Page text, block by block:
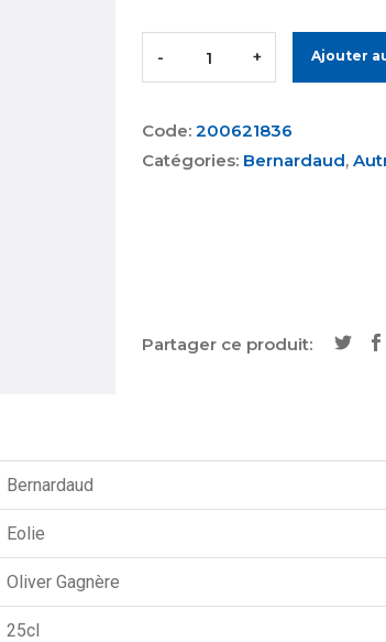
- + Ajouter
Code: 200621836
Catégories: Bernardaud,
Partager ce produit:
Bernardaud
Eolie
Oliver Gagnère
25cl